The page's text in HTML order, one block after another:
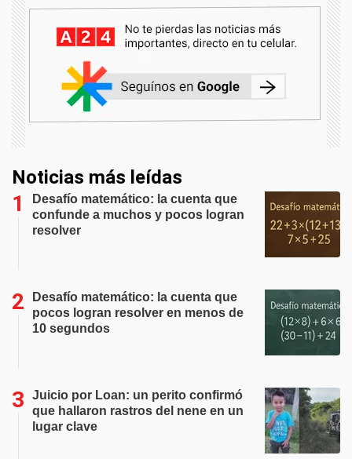
Noticias más leídas
Desafío matemático: la cuenta que
confunde a muchos y pocos logran
resolver
Desafío matemático: la cuenta que
pocos logran resolver en menos de
10 segundos
Juicio por Loan: un perito confirmó
que hallaron rastros del nene en un
lugar clave